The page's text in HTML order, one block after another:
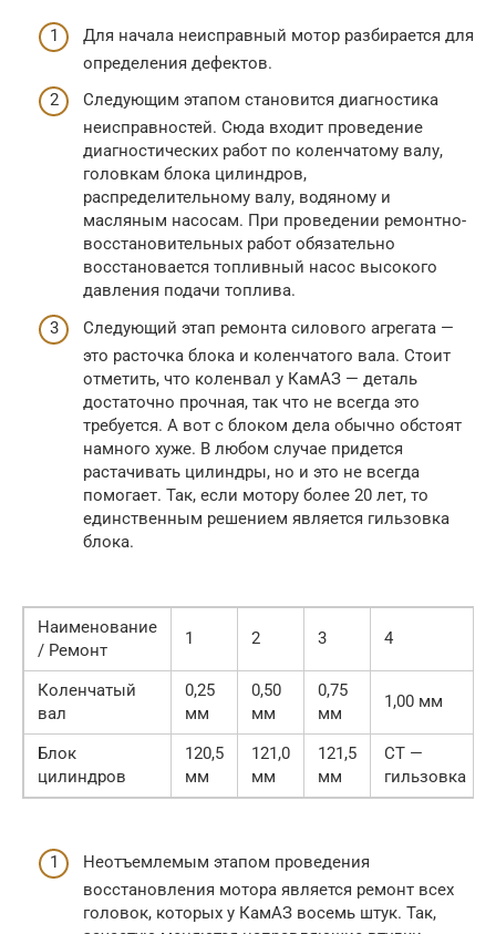
Для начала неисправный мотор разбирается для
определения дефектов.
Следующим этапом становится диагностика
неисправностей. Сюда входит проведение
диагностических работ по коленчатому валу,
головкам блока цилиндров,
распределительному валу, водяному и
масляным насосам. При проведении ремонтно-
восстановительных работ обязательно
восстановается топливный насос высокого
давления подачи топлива.
Следующий этап ремонта силового агрегата —
это расточка блока и коленчатого вала. Стоит
отметить, что коленвал у КамАЗ — деталь
достаточно прочная, так что не всегда это
требуется. А вот с блоком дела обычно обстоят
намного хуже. В любом случае придется
растачивать цилиндры, но и это не всегда
помогает. Так, если мотору более 20 лет, то
единственным решением является гильзовка
блока.
Наименование
/ Ремонт
1 2 3 4
Коленчатый
вал
0,25
мм
0,50
мм
0,75
мм
1,00 мм
Блок
цилиндров
120,5
мм
121,0
мм
121,5
мм
СТ —
гильзовка
Неотъемлемым этапом проведения
восстановления мотора является ремонт всех
головок, которых у КамАЗ восемь штук. Так,